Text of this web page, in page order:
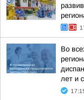
Во
лет и